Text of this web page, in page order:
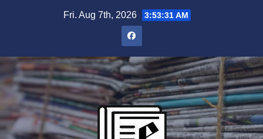
Fri. Aug 7th, 2026 3:53:32 AM